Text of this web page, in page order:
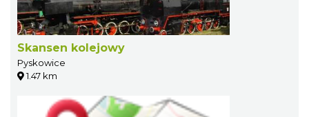
Skansen kolejowy
Pyskowice
1.47 km